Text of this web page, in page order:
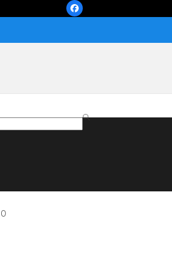
Facebook